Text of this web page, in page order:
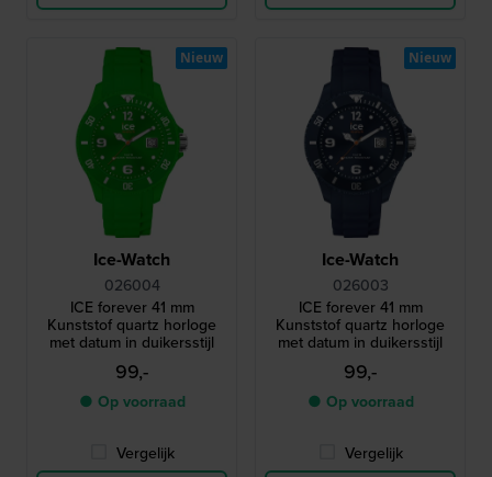
Ice-Watch
026004
ICE forever 41 mm
Kunststof quartz horloge
met datum in duikersstijl
99,-
● Op voorraad
Vergelijk
Nieuw
Ice-Watch
026003
ICE forever 41 mm
Kunststof quartz horloge
met datum in duikersstijl
99,-
● Op voorraad
Vergelijk
Nieuw